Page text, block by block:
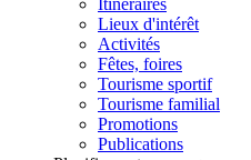
Itinéraires
Lieux d'intérêt
Activités
Fêtes, foires
Tourisme sportif
Tourisme familial
Promotions
Publications